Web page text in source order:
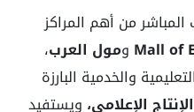
من أهم المراكز
Mall of ومول العرب،
والخدمية البارزة
الإعلامي، ويستفيد